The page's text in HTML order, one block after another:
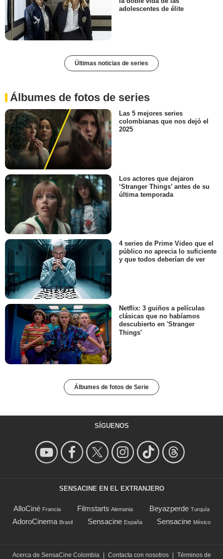
adolescentes de élite
Últimas noticias de series
Álbumes de fotos de series
Las 5 mejores series
colombianas que nos dejó el
2025
Los actores que dejaron
‘Stranger Things’ antes de su
última temporada
4 series de Prime Video que el
público no aprecia lo suficiente
y que todos deberían de ver
Netflix: 3 guiños a películas
clásicas que no habíamos
descubierto en 'Stranger
Things'
Álbumes de fotos de Serie
SÍGUENOS
SENSACINE EN EL EXTRANJERO
AlloCiné Francia Filmstarts Alemania Beyazperde Turquía
AdoroCinema Brasil Sensacine España Sensacine México
Acerca de SensaCine Colombia | Contacta con nosotros | Términos de